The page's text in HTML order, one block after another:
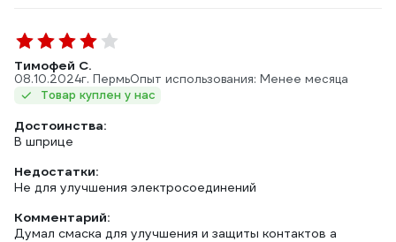
Тимофей С.
08.10.2024г. ПермьОпыт использования: Менее месяца
Товар куплен у нас
Достоинства:
В шприце
Недостатки:
Не для улучшения электросоединений
Комментарий:
Думал смаска для улучшения и защиты контактов а